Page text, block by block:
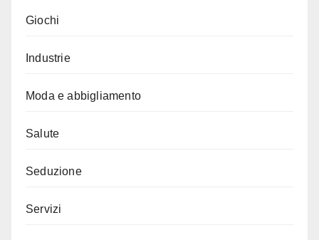
Giochi
Industrie
Moda e abbigliamento
Salute
Seduzione
Servizi